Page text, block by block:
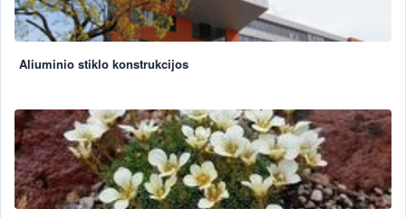
Aliuminio stiklo konstrukcijos